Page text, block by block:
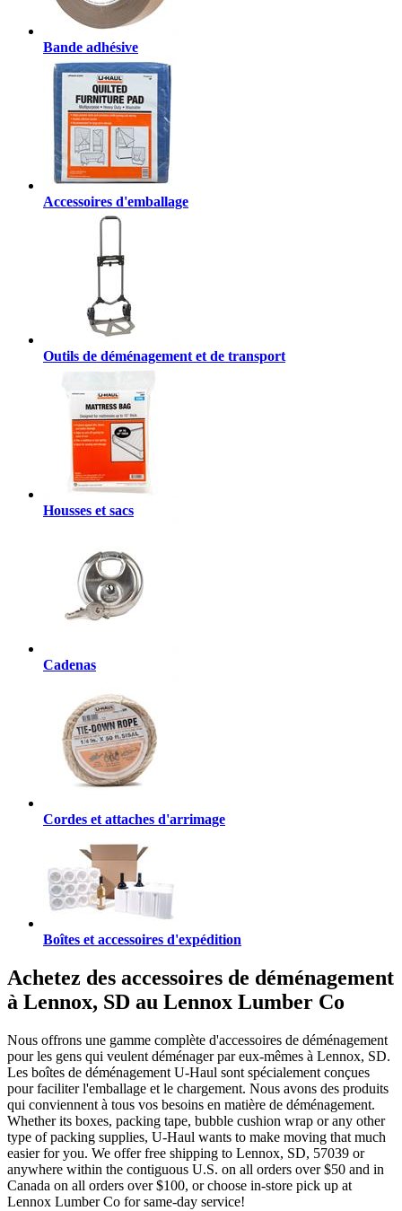
Bande adhésive
Accessoires d'emballage
Outils de déménagement et de transport
Housses et sacs
Cadenas
Cordes et attaches d'arrimage
Boîtes et accessoires d'expédition
Achetez des accessoires de déménagement
à Lennox, SD au Lennox Lumber Co
Nous offrons une gamme complète d'accessoires de déménagement
pour les gens qui veulent déménager par eux-mêmes à Lennox, SD.
Les boîtes de déménagement U-Haul sont spécialement conçues
pour faciliter l'emballage et le chargement. Nous avons des produits
qui conviennent à tous vos besoins en matière de déménagement.
Whether its boxes, packing tape, bubble cushion wrap or any other
type of packing supplies, U-Haul wants to make moving that much
easier for you. We offer free shipping to Lennox, SD, 57039 or
anywhere within the contiguous U.S. on all orders over $50 and in
Canada on all orders over $100, or choose in-store pick up at
Lennox Lumber Co for same-day service!